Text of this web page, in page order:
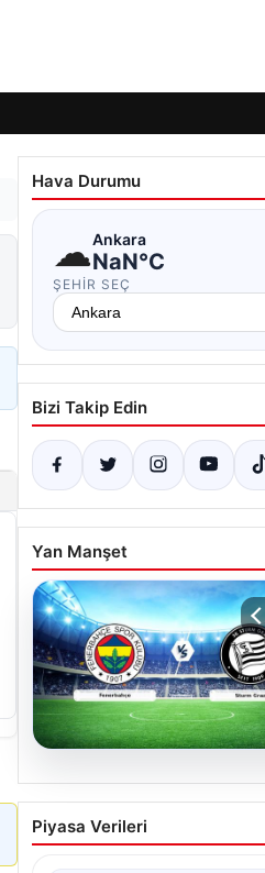
Hava Durumu
☁Ankara
NaN°C
ŞEHIR SEÇ
Bizi Takip Edin
Yan Manşet
05.08.2026
CANLI | Fenerbahçe –
Sturm Graz Canlı Maç
Piyasa Verileri